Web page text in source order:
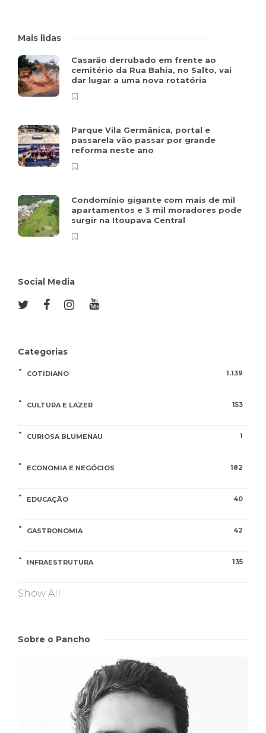
Mais lidas
Casarão derrubado em frente ao
cemitério da Rua Bahia, no Salto, vai
dar lugar a uma nova rotatória
Parque Vila Germânica, portal e
passarela vão passar por grande
reforma neste ano
Condomínio gigante com mais de mil
apartamentos e 3 mil moradores pode
surgir na Itoupava Central
Social Media
Categorias
COTIDIANO 1.139
CULTURA E LAZER 153
CURIOSA BLUMENAU 1
ECONOMIA E NEGÓCIOS 182
EDUCAÇÃO 40
GASTRONOMIA 42
INFRAESTRUTURA 135
Show All
Sobre o Pancho